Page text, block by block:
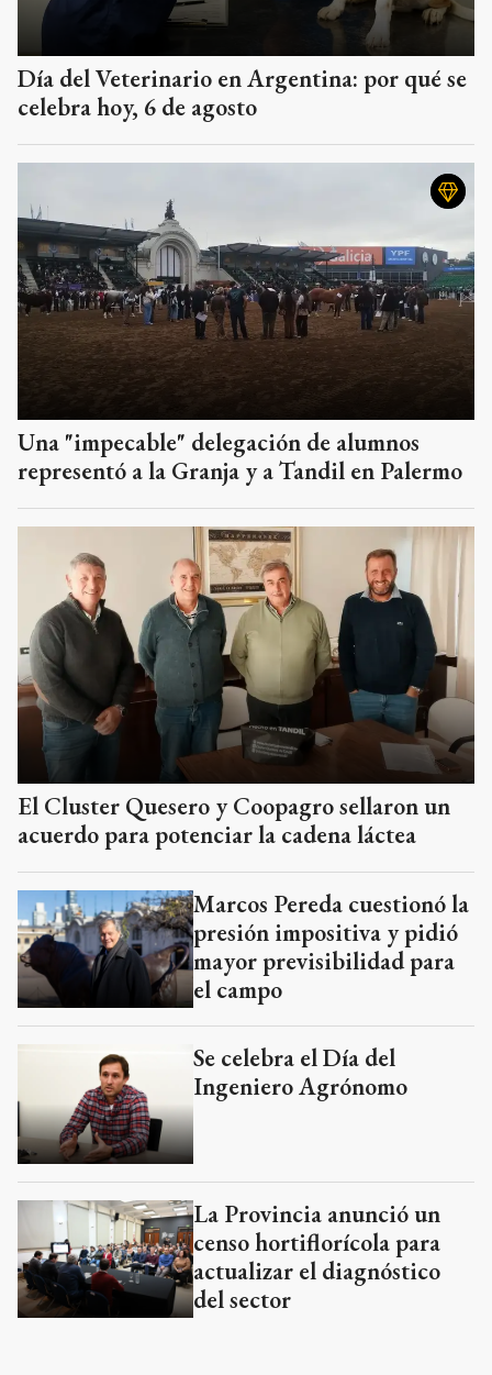
Día del Veterinario en Argentina: por qué se
celebra hoy, 6 de agosto
Una "impecable" delegación de alumnos
representó a la Granja y a Tandil en Palermo
El Cluster Quesero y Coopagro sellaron un
acuerdo para potenciar la cadena láctea
Marcos Pereda cuestionó la
presión impositiva y pidió
mayor previsibilidad para
el campo
Se celebra el Día del
Ingeniero Agrónomo
La Provincia anunció un
censo hortiflorícola para
actualizar el diagnóstico
del sector